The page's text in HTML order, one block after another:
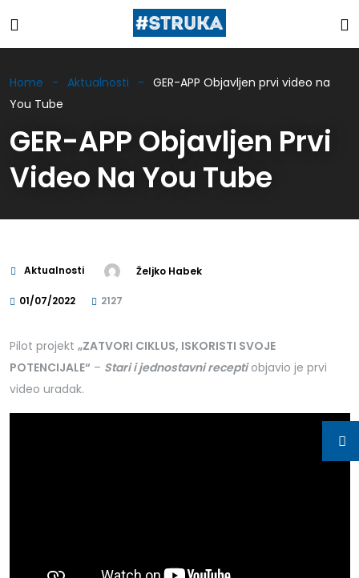
Home Aktualnosti
GER-APP Objavljen prvi video na
You Tube
GER-APP Objavljen Prvi
Video Na You Tube
Aktualnosti Željko Habek
01/07/2022 2127
Pilot projekt „ZATVORI CIKLUS, ISKORISTI SVOJE
POTENCIJALE“ – Stari i jednostavni receptiobjavio je prvi
video uradak.